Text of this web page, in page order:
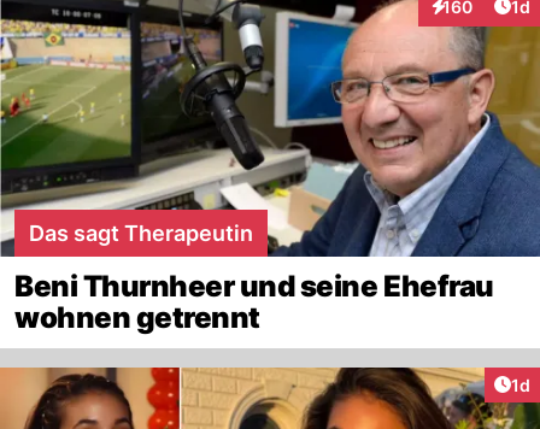
160
Interaktionen
1d
Das sagt Therapeutin
Beni Thurnheer und seine Ehefrau
wohnen getrennt
1d